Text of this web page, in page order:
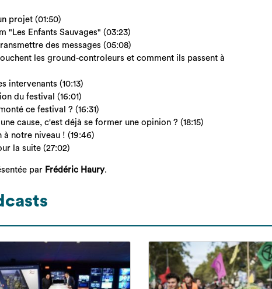
projet (01:50)
"Les Enfants Sauvages" (03:23)
des messages (05:08)
les ground-controleurs et comment ils passent à
intervenants (10:13)
du festival (16:01)
ce festival ? (16:31)
cause, c'est déjà se former une opinion ? (18:15)
à notre niveau ! (19:46)
la suite (27:02)
par Frédéric Haury.